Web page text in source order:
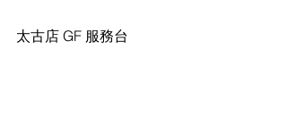
太古店 GF 服務台